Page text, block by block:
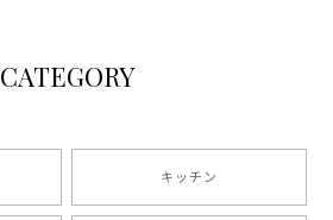
CATEGORY
キッチン